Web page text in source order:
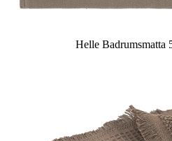
Helle Badrumsmatta